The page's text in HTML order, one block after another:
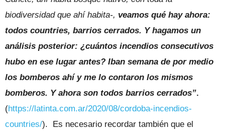
biodiversidad que ahí habita-, veamos qué hay ahora:
todos countries, barrios cerrados. Y hagamos un
análisis posterior: ¿cuántos incendios consecutivos
hubo en ese lugar antes? Iban semana de por medio
los bomberos ahí y me lo contaron los mismos
bomberos. Y ahora son todos barrios cerrados”.
(https://latinta.com.ar/2020/08/cordoba-incendios-
countries/). Es necesario recordar también que el